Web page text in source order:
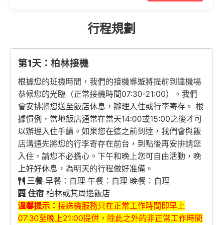
行程規劃
第1天：柏林接機
根據您的班機時間，我們的接機導遊將提前到達機場
恭候您的光臨（正常接機時間07:30-21:00）。我們
會安排將您送至飯店休息，辦理入住或行李寄存。 根
據慣例，當地飯店通常在當天14:00或15:00之後才可
以辦理入住手續。如果您在這之前到達，我們會與飯
店溝通先將您的行李寄存在前台，到點後再安排請您
入住，請您不必擔心。下午和晚上您可自由活動，晚
上好好休息，為明天的行程做好准備。
三餐早餐：自理 午餐：自理 晚餐：自理
住宿 柏林或其周邊飯店
溫馨提示： 接送機服務只在正常工作時間即早上
07:30至晚上21:00提供，除此之外的非正常工作時間